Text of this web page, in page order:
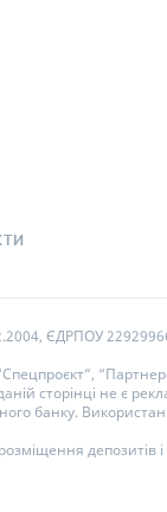
ЄДРПОУ
сторінці не є
банку.
депозитів